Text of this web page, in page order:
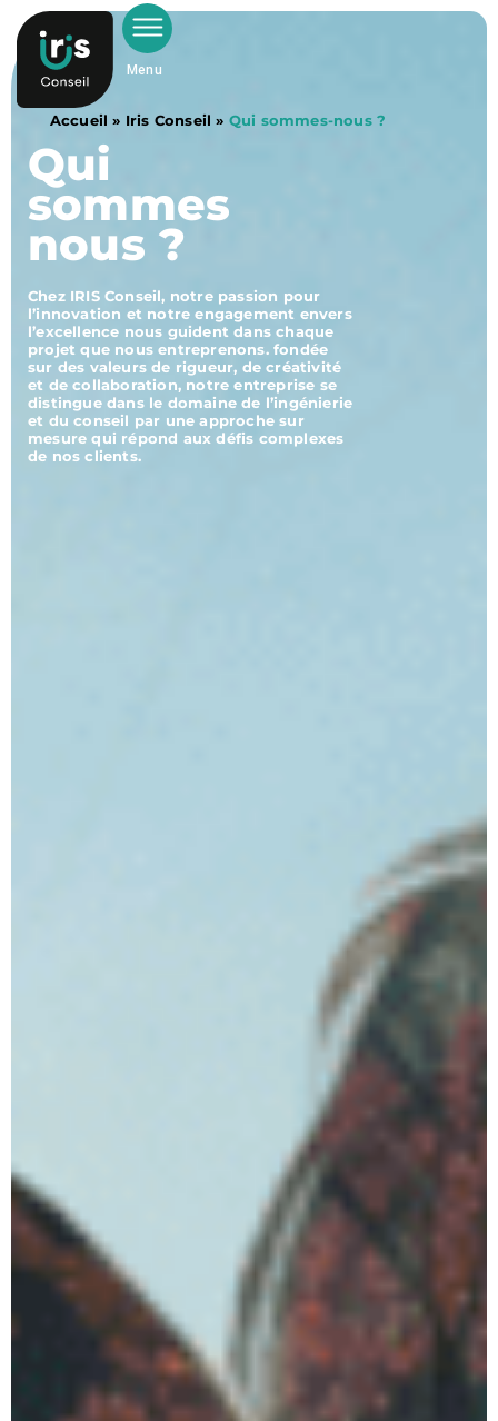
Menu
Accueil » Iris Conseil » Qui sommes-nous ?
Qui
sommes
nous ?
Chez IRIS Conseil, notre passion pour
l’innovation et notre engagement envers
l’excellence nous guident dans chaque
projet que nous entreprenons. fondée
sur des valeurs de rigueur, de créativité
et de collaboration, notre entreprise se
distingue dans le domaine de l’ingénierie
et du conseil par une approche sur
mesure qui répond aux défis complexes
de nos clients.